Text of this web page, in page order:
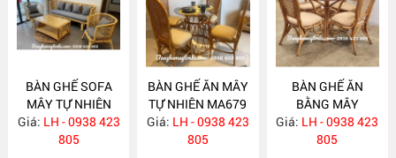
BÀN GHẾ SOFA
MÂY TỰ NHIÊN
MA681
Giá: LH - 0938 423
805
BÀN GHẾ ĂN MÂY
TỰ NHIÊN MA679
Giá: LH - 0938 423
805
BÀN GHẾ ĂN
BẰNG MÂY
MA678
Giá: LH - 0938 423
805